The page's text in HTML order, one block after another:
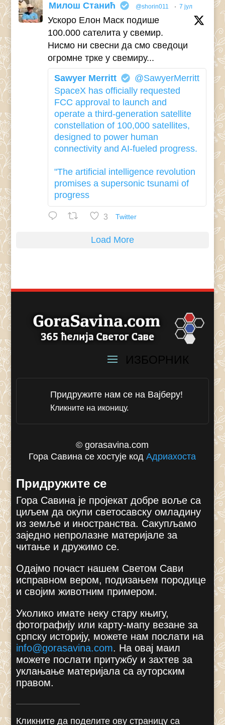
Милош Станић @shorin011 · 7 јул
Ускоро Елон Маск подише
100.000 сателита у свемир.
Нисмо ни свесни да смо сведоци
огромне трке у свемиру...
Sawyer Merritt
@SawyerMerritt
SpaceX has officially requested
FCC approval to launch and
operate a third-generation satellite
constellation of 100,000 satellites,
designed to power human
connectivity and AI-fueled progress.
"The artificial intelligence revolution
promises a supersonic tsunami of
progress
3 Twitter
Load More
Придружите нам се на Вајберу!
Кликните на иконицу.
© gorasavina.com
Гора Савина се хостује кодАдриахоста
Придружите се
Гора Савина је пројекат добре воље са
циљем да окупи светосавску омладину
из земље и иностранства. Сакупљамо
заједно непролазне материјале за
читање и дружимо се.
Одајмо почаст нашем Светом Сави
исправном вером, подизањем породице
и својим животним примером.
Уколико имате неку стару књигу,
фотографију или карту-мапу везане за
српску историју, можете нам послати на
info@gorasavina.com. На овај маил
можете послати притужбу и захтев за
уклањање материјала са ауторским
правом.
Кликните да поделите ову страницу са